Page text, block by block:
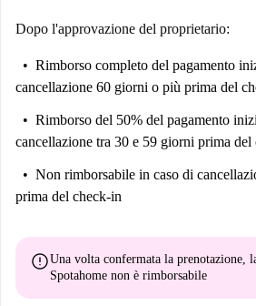
Dopo l'approvazione del proprietario:
Rimborso completo del pagamento
cancellazione 60 giorni o più prima del
Rimborso del 50% del pagamento
cancellazione tra 30 e 59 giorni prima del
Non rimborsabile in caso di
prima del check-in
errorUna volta confermata la prenotazione,
Spotahome non è rimborsabile